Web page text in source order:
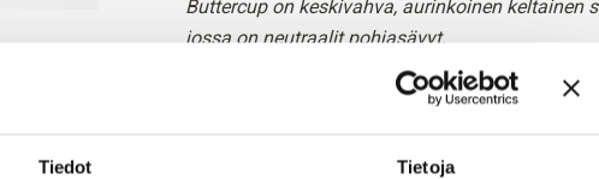
Tiedot Tietoja
Buttercup on keskivahva, aurinkoinen keltainen
jossa on neutraalit pohjasävyt.
Se on pikemminkin pehmeä, voinen sävy kuin
sitruksinen keltainen, mikä antaa sille lempeän
Buttercup on klassisin keltaisemme, vaikkakin
hillitympi kuin klassisen LEGO-palikan kirkas